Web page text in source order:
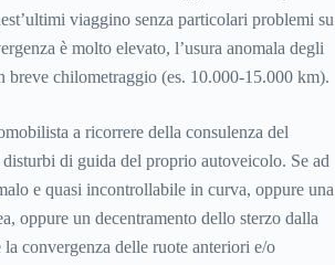
viaggino senza particolari problemi su
è molto elevato, l’usura anomala degli
breve chilometraggio (es. 10.000-15.000 km).
a ricorrere della consulenza del
di guida del proprio autoveicolo. Se ad
e quasi incontrollabile in curva, oppure una
oppure un decentramento dello sterzo dalla
convergenza delle ruote anteriori e/o